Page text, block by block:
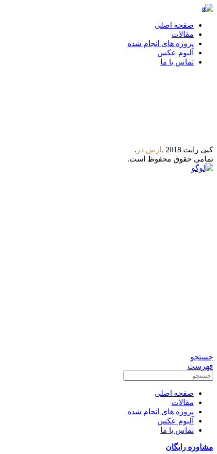
صفحه اصلی
مقالات
پروژه های انجام شده
آلبوم عکس
تماس با ما
کپی رایت 2018 پارس‌ در .
تمامی حقوق محفوظ است.
جستجو
فهرست
صفحه اصلی
مقالات
پروژه های انجام شده
آلبوم عکس
تماس با ما
مشاوره رایگان